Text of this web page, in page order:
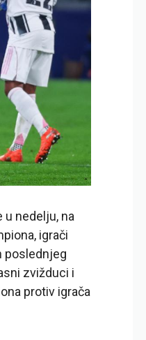
u nedelju, na
igrači
poslednjeg
zvižduci i
protiv igrača